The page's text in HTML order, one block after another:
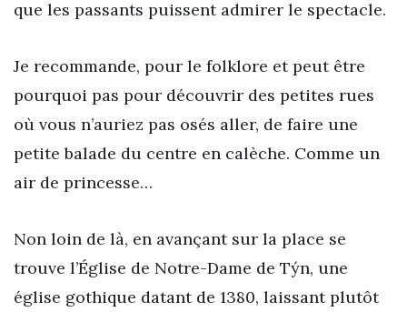
que les passants puissent admirer le spectacle.
Je recommande, pour le folklore et peut être
pourquoi pas pour découvrir des petites rues
où vous n’auriez pas osés aller, de faire une
petite balade du centre en calèche. Comme un
air de princesse…
Non loin de là, en avançant sur la place se
trouve l’Église de Notre-Dame de Týn, une
église gothique datant de 1380, laissant plutôt